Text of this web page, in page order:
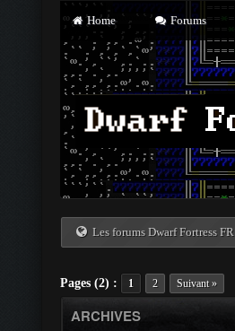
Home Forums
Les forums Dwarf Fortress FR
Pages (2) : 1 2 Suivant »
ARCHIVES